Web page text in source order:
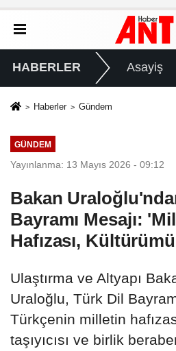
HABERLER Asayiş
Haberler Gündem
GÜNDEM
Yayınlanma: 13 Mayıs 2026 - 09:12
Bakan
Bayramı Mesajı:
Hafızası,
Ulaştırma ve Altyapı
Uraloğlu, Türk Dil
Türkçenin milletin
taşıyıcısı ve birlik